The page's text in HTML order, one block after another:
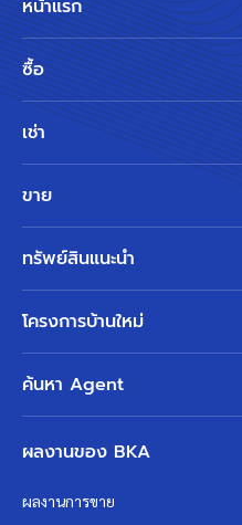
หน้าแรก
ซื้อ
เช่า
ขาย
ทรัพย์สินแนะนำ
โครงการบ้านใหม่
ค้นหา Agent
ผลงานของ BKA
ผลงานการขาย